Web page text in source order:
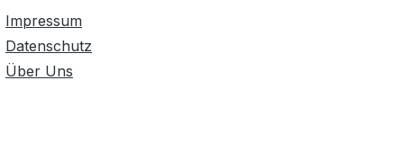
Impressum
Datenschutz
Über Uns